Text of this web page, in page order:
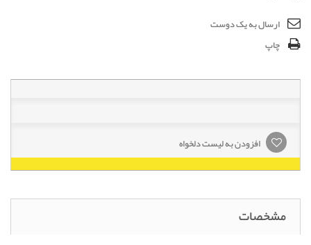
ارسال به یک دوست
چاپ
افزودن به لیست دلخواه
مشخصات